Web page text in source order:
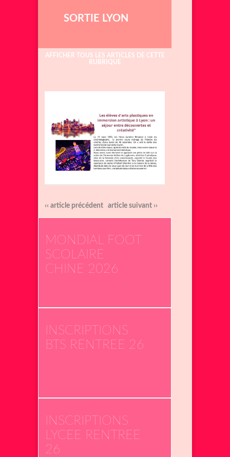
SORTIE LYON
AFFICHER TOUS LES ARTICLES DE CETTE
RUBRIQUE
‹‹ article précédent article suivant ››
MONDIAL FOOT
SCOLAIRE
CHINE 2026
INSCRIPTIONS
BTS RENTREE 26
INSCRIPTIONS
LYCEE RENTREE
26